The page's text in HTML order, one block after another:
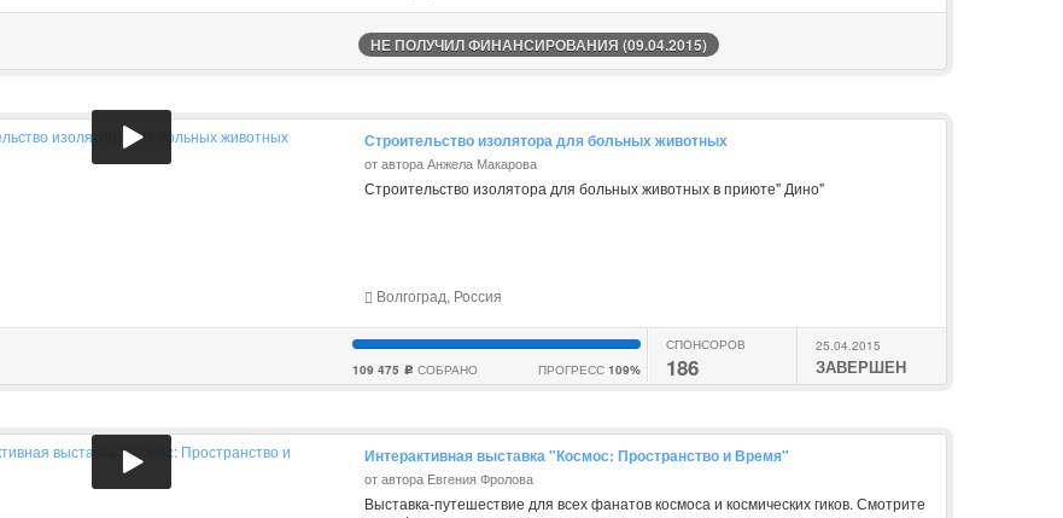
НЕ ПОЛУЧИЛ ФИНАНСИРОВАНИЯ (09.04.2015)
Строительство изолятора для больных животных
от автора Анжела Макарова
Строительство изолятора для больных животных в приюте" Дино"
Волгоград, Россия
109 475 c СОБРАНО ПРОГРЕСС 109%
СПОНСОРОВ
186
25.04.2015
ЗАВЕРШЕН
Интерактивная выставка "Космос: Пространство и Время"
от автора Евгения Фролова
Выставка-путешествие для всех фанатов космоса и космических гиков. Смотрите